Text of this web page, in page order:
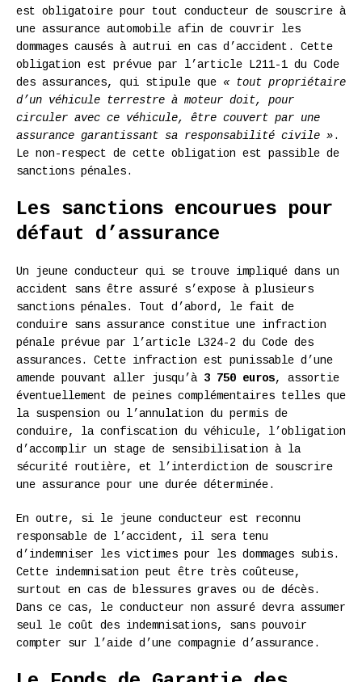
est obligatoire pour tout conducteur de souscrire à
une assurance automobile afin de couvrir les
dommages causés à autrui en cas d’accident. Cette
obligation est prévue par l’article L211-1 du Code
des assurances, qui stipule que « tout propriétaire
d’un véhicule terrestre à moteur doit, pour
circuler avec ce véhicule, être couvert par une
assurance garantissant sa responsabilité civile ».
Le non-respect de cette obligation est passible de
sanctions pénales.
Les sanctions encourues pour
défaut d’assurance
Un jeune conducteur qui se trouve impliqué dans un
accident sans être assuré s’expose à plusieurs
sanctions pénales. Tout d’abord, le fait de
conduire sans assurance constitue une infraction
pénale prévue par l’article L324-2 du Code des
assurances. Cette infraction est punissable d’une
amende pouvant aller jusqu’à 3 750 euros, assortie
éventuellement de peines complémentaires telles que
la suspension ou l’annulation du permis de
conduire, la confiscation du véhicule, l’obligation
d’accomplir un stage de sensibilisation à la
sécurité routière, et l’interdiction de souscrire
une assurance pour une durée déterminée.
En outre, si le jeune conducteur est reconnu
responsable de l’accident, il sera tenu
d’indemniser les victimes pour les dommages subis.
Cette indemnisation peut être très coûteuse,
surtout en cas de blessures graves ou de décès.
Dans ce cas, le conducteur non assuré devra assumer
seul le coût des indemnisations, sans pouvoir
compter sur l’aide d’une compagnie d’assurance.